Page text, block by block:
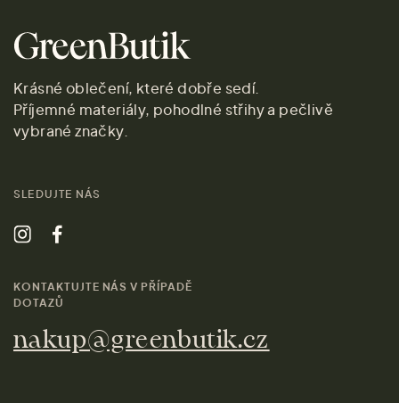
Krásné oblečení, které dobře sedí.
Příjemné materiály, pohodlné střihy a pečlivě
vybrané značky.
SLEDUJTE NÁS
KONTAKTUJTE NÁS V PŘÍPADĚ
DOTAZŮ
nakup@greenbutik.cz